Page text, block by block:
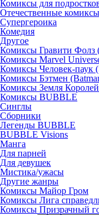
Комиксы для
Отечественные комиксы
Супергероика
Комедия
Другое
Комиксы Гравити Фолз
Комиксы Marvel
Комиксы Человек-паук
Комиксы Бэтмен
Комиксы Земля
Комиксы BUBBLE
Синглы
Сборники
Легенды BUBBLE
BUBBLE Visions
Манга
Для парней
Для девушек
Мистика/ужасы
Другие жанры
Комиксы Майор Гром
Комиксы Лига
Комиксы Призрачный